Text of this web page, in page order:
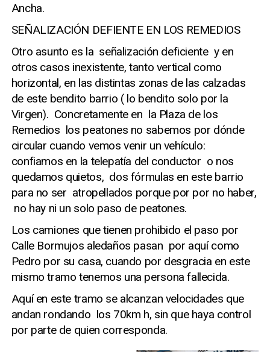
Ancha.
SEÑALIZACIÓN DEFIENTE EN LOS REMEDIOS
Otro asunto es la señalización deficiente y en
otros casos inexistente, tanto vertical como
horizontal, en las distintas zonas de las calzadas
de este bendito barrio ( lo bendito solo por la
Virgen). Concretamente en la Plaza de los
Remedios los peatones no sabemos por dónde
circular cuando vemos venir un vehículo:
confiamos en la telepatía del conductor o nos
quedamos quietos, dos fórmulas en este barrio
para no ser atropellados porque por por no haber,
no hay ni un solo paso de peatones.
Los camiones que tienen prohibido el paso por
Calle Bormujos aledaños pasan por aquí como
Pedro por su casa, cuando por desgracia en este
mismo tramo tenemos una persona fallecida.
Aquí en este tramo se alcanzan velocidades que
andan rondando los 70km h, sin que haya control
por parte de quien corresponda.